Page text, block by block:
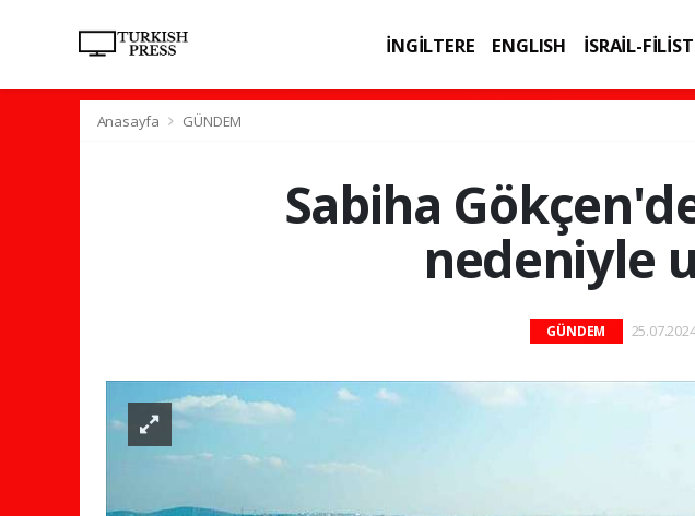
İNGİLTERE ENGLISH İSRAİL-
Anasayfa GÜNDEM
Sabiha
nedeniyle
GÜNDEM